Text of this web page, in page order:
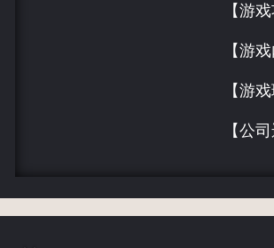
【游
【游
【游
【公